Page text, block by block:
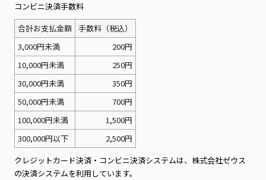
コンビニ決済手数料
合計お支払金額 手数料（税込）
3,000円未満
200円
10,000円未満
250円
30,000円未満
350円
50,000円未満
700円
100,000円未満
1,500円
300,000円以下
2,500円
クレジットカード決済・コンビニ決済システムは、株式会社ゼウス
の決済システムを利用しています。